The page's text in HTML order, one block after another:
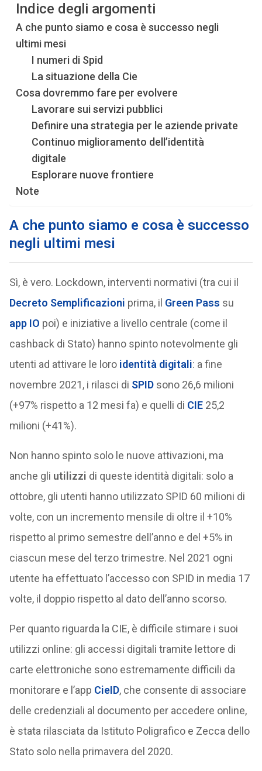
Indice degli argomenti
A che punto siamo e cosa è successo negli
ultimi mesi
I numeri di Spid
La situazione della Cie
Cosa dovremmo fare per evolvere
Lavorare sui servizi pubblici
Definire una strategia per le aziende private
Continuo miglioramento dell’identità
digitale
Esplorare nuove frontiere
Note
A che punto siamo e cosa è successo
negli ultimi mesi
Sì, è vero. Lockdown, interventi normativi (tra cui il
Decreto Semplificazioni prima, il Green Pass su
app IO poi) e iniziative a livello centrale (come il
cashback di Stato) hanno spinto notevolmente gli
utenti ad attivare le loro identità digitali: a fine
novembre 2021, i rilasci di SPIDsono 26,6 milioni
(+97% rispetto a 12 mesi fa) e quelli di CIE25,2
milioni (+41%).
Non hanno spinto solo le nuove attivazioni, ma
anche gli utilizzi di queste identità digitali: solo a
ottobre, gli utenti hanno utilizzato SPID 60 milioni di
volte, con un incremento mensile di oltre il +10%
rispetto al primo semestre dell’anno e del +5% in
ciascun mese del terzo trimestre. Nel 2021 ogni
utente ha effettuato l’accesso con SPID in media 17
volte, il doppio rispetto al dato dell’anno scorso.
Per quanto riguarda la CIE, è difficile stimare i suoi
utilizzi online: gli accessi digitali tramite lettore di
carte elettroniche sono estremamente difficili da
monitorare e l’app CieID, che consente di associare
delle credenziali al documento per accedere online,
è stata rilasciata da Istituto Poligrafico e Zecca dello
Stato solo nella primavera del 2020.